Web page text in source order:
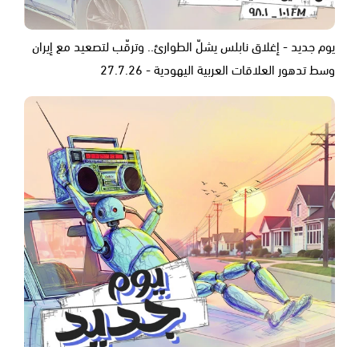
يوم جديد - إغلاق نابلس يشلّ الطوارئ.. وترقّب لتصعيد مع إيران
وسط تدهور العلاقات العربية اليهودية - 27.7.26